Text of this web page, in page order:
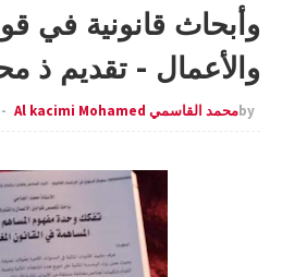
وأبحاث قانونية في
والأعمال - تقديم ذ
byمحمد القاسمي Al kacimi Mohamed